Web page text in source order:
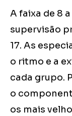
A faixa de 8
supervisão
17. As
o ritmo e a
cada grupo.
o
os mais